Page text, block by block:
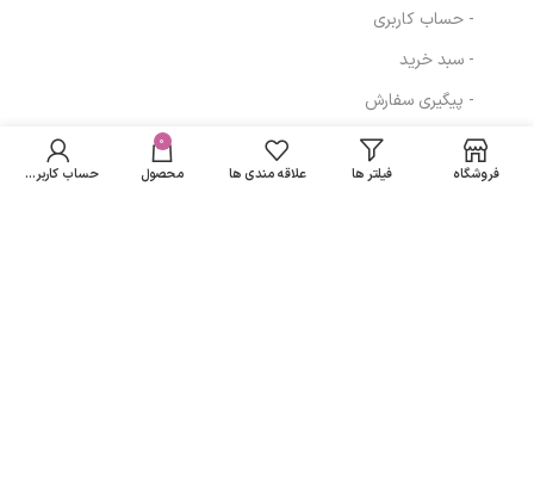
- حساب کاربری
- سبد خرید
- پیگیری سفارش
- قوانین و مقررات
فروشگاه فیلتر ها علاقه مندی ها
0
محصول حساب کاربری من